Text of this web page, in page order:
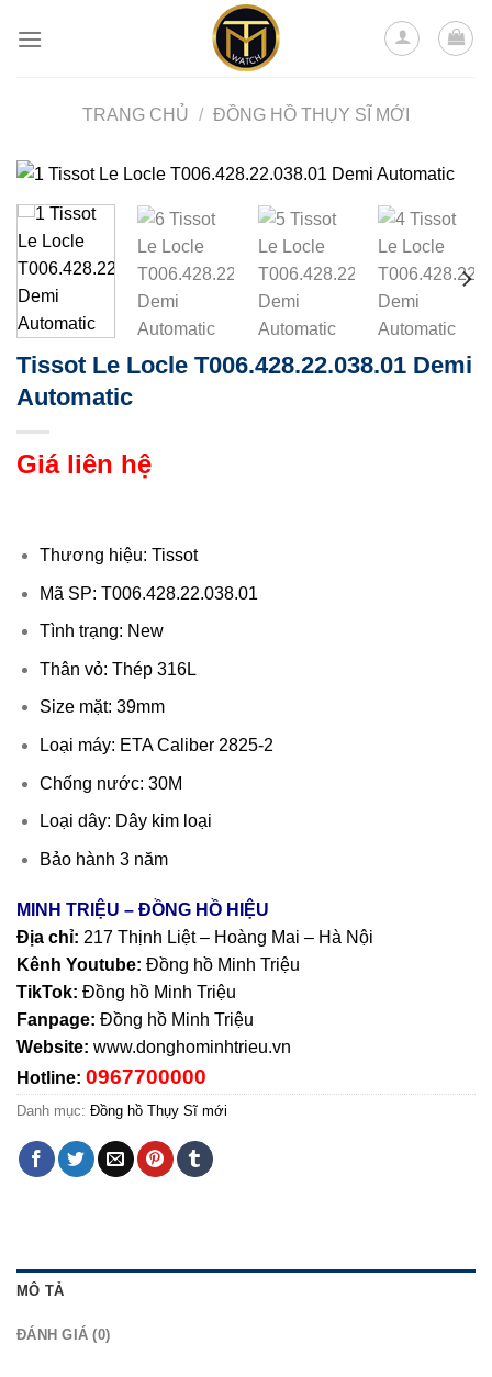
TRANG CHỦ / ĐỒNG HỒ THỤY SĨ MỚI
Tissot Le Locle T006.428.22.038.01 Demi
Automatic
Giá liên hệ
Thương hiệu: Tissot
Mã SP: T006.428.22.038.01
Tình trạng: New
Thân vỏ: Thép 316L
Size mặt: 39mm
Loại máy: ETA Caliber 2825-2
Chống nước: 30M
Loại dây: Dây kim loại
Bảo hành 3 năm
MINH TRIỆU – ĐỒNG HỒ HIỆU
Địa chỉ: 217 Thịnh Liệt – Hoàng Mai – Hà Nội
Kênh Youtube: Đồng hồ Minh Triệu
TikTok: Đồng hồ Minh Triệu
Fanpage: Đồng hồ Minh Triệu
Website: www.donghominhtrieu.vn
Hotline: 0967700000
Danh mục: Đồng hồ Thụy Sĩ mới
MÔ TẢ
ĐÁNH GIÁ (0)